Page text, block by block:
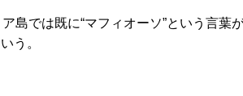
島では既に“マフィオーソ”という言葉
う。